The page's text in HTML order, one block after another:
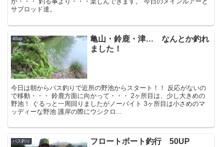
サブロッド達。
40up
亀山・鈴鹿・津… なんとか釣れ
ました！
今日は朝からバス釣りで近所の野池からスタート！！ 反応がないの
で移動・・・ 鈴鹿方面に向かって・・・ 2ヶ所目は、少し大きめの
野池！ ぐるっと一周回りましたがノーバイト 3ヶ所目は小さめのマ
ッディーな野池 護岸の際にウシクロ...
バス釣り フロートボート釣行 50UP